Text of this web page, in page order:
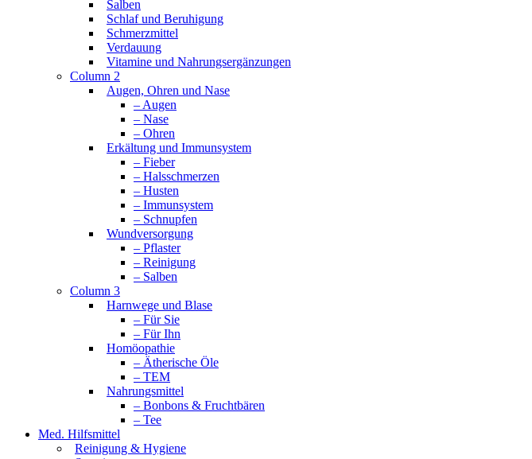
Salben
Schlaf und Beruhigung
Schmerzmittel
Verdauung
Vitamine und Nahrungsergänzungen
Column 2
Augen, Ohren und Nase
– Augen
– Nase
– Ohren
Erkältung und Immunsystem
– Fieber
– Halsschmerzen
– Husten
– Immunsystem
– Schnupfen
Wundversorgung
– Pflaster
– Reinigung
– Salben
Column 3
Harnwege und Blase
– Für Sie
– Für Ihn
Homöopathie
– Ätherische Öle
– TEM
Nahrungsmittel
– Bonbons & Fruchtbären
– Tee
Med. Hilfsmittel
Reinigung & Hygiene